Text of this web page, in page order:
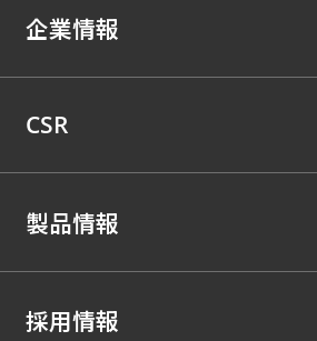
企業情報
CSR
製品情報
採用情報